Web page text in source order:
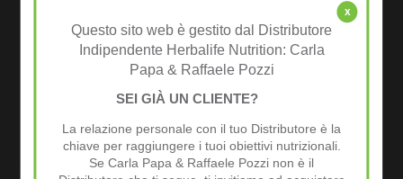
2.
Versa 2 cucchiai del dosatore (abbondanti),
l'equivalente di circa 26 gr di soluzione Formula 1.
3.
Shakera per qualche secondo.
x
Questo sito web è gestito dal Distributore
Indipendente Herbalife Nutrition: Carla
Papa & Raffaele Pozzi
SEI GIÀ UN CLIENTE?
La relazione personale con il tuo Distributore è la
chiave per raggiungere i tuoi obiettivi nutrizionali.
Se Carla Papa & Raffaele Pozzi non è il